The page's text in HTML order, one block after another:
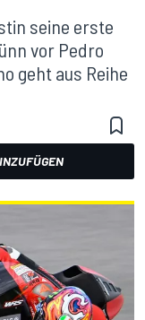
seine erste
vor Pedro
geht aus Reihe